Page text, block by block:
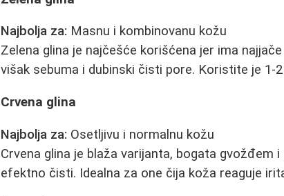
Najbolja za: Masnu i kombinovanu kožu
Zelena glina je najčešće korišćena jer ima
višak sebuma i dubinski čisti pore. Koristite je 1-
Crvena glina
Najbolja za: Osetljivu i normalnu kožu
Crvena glina je blaža varijanta, bogata gvožđem
efektno čisti. Idealna za one čija koža reaguje